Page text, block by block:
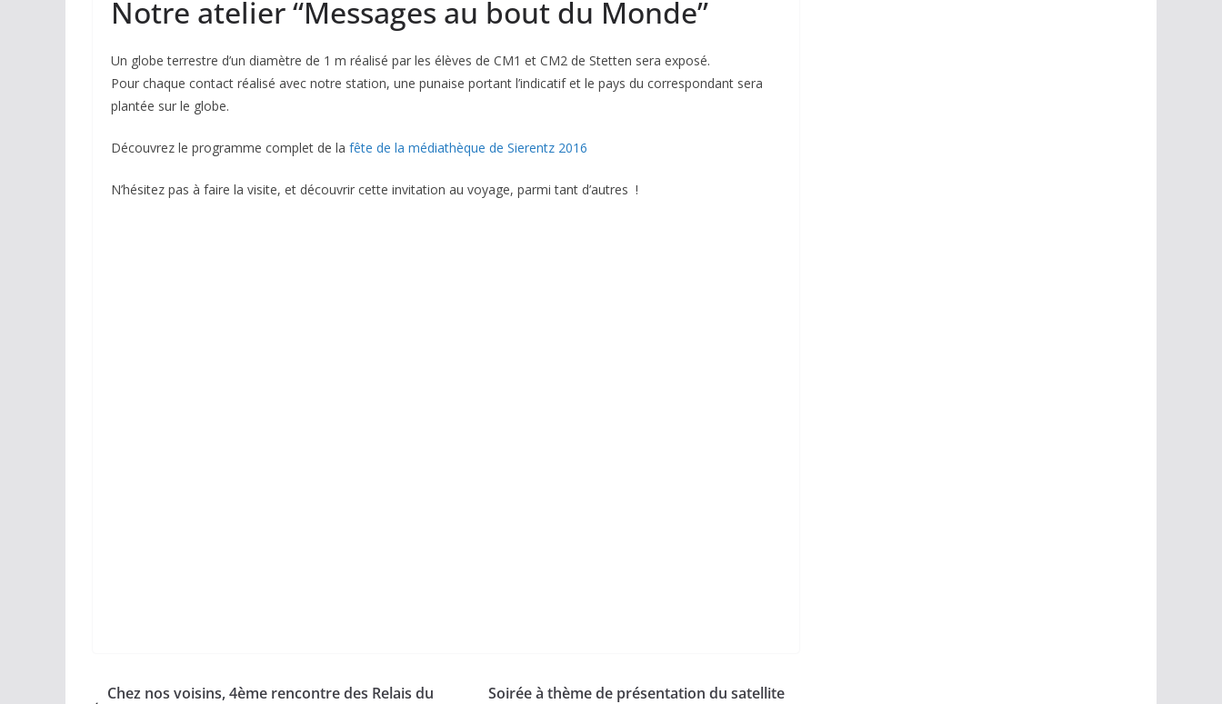
Notre atelier “Messages au bout du Monde”
Un globe terrestre d’un diamètre de 1 m réalisé par les élèves de CM1 et CM2 de Stetten sera exposé.
Pour chaque contact réalisé avec notre station, une punaise portant l’indicatif et le pays du correspondant sera
plantée sur le globe.
Découvrez le programme complet de la fête de la médiathèque de Sierentz 2016
N’hésitez pas à faire la visite, et découvrir cette invitation au voyage, parmi tant d’autres !
Chez nos voisins, 4ème rencontre des Relais du
Soirée à thème de présentation du satellite